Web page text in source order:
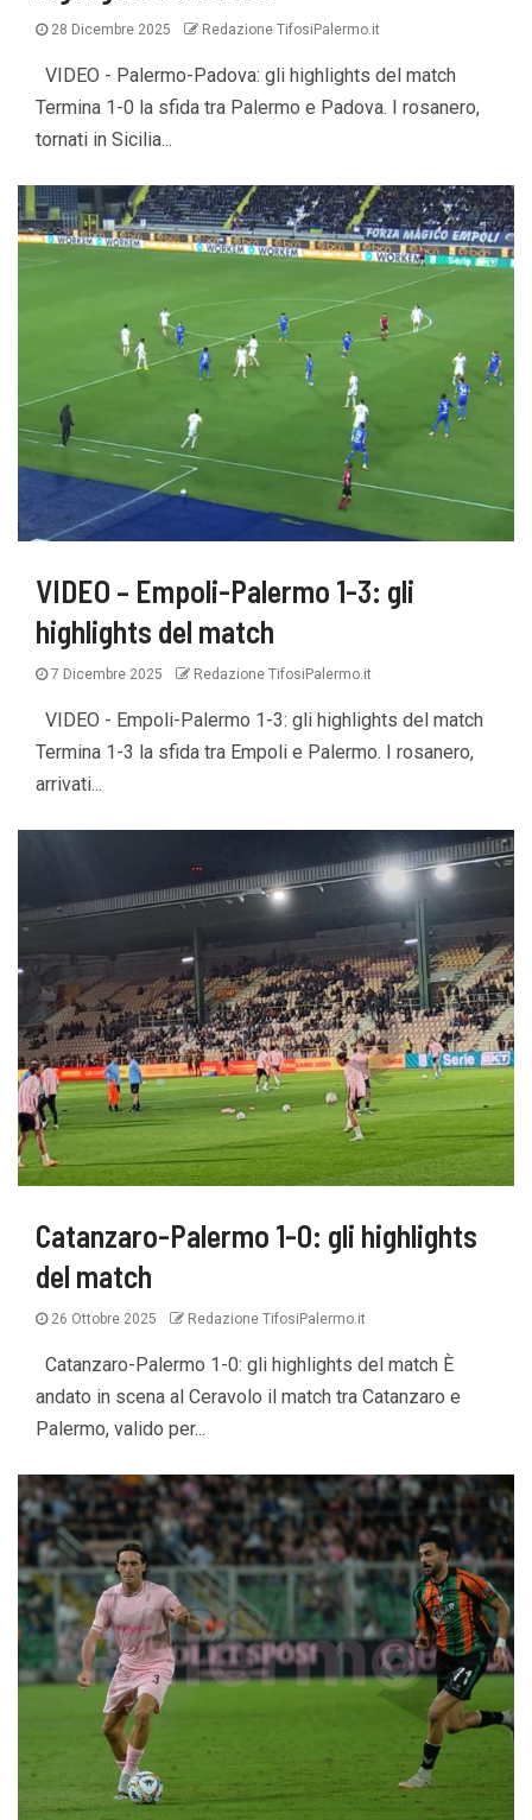
28 Dicembre 2025 Redazione TifosiPalermo.it
VIDEO - Palermo-Padova: gli highlights del match
Termina 1-0 la sfida tra Palermo e Padova. I rosanero,
tornati in Sicilia...
VIDEO – Empoli-Palermo 1-3: gli
highlights del match
7 Dicembre 2025 Redazione TifosiPalermo.it
VIDEO - Empoli-Palermo 1-3: gli highlights del match
Termina 1-3 la sfida tra Empoli e Palermo. I rosanero,
arrivati...
Catanzaro-Palermo 1-0: gli highlights
del match
26 Ottobre 2025 Redazione TifosiPalermo.it
Catanzaro-Palermo 1-0: gli highlights del match È
andato in scena al Ceravolo il match tra Catanzaro e
Palermo, valido per...